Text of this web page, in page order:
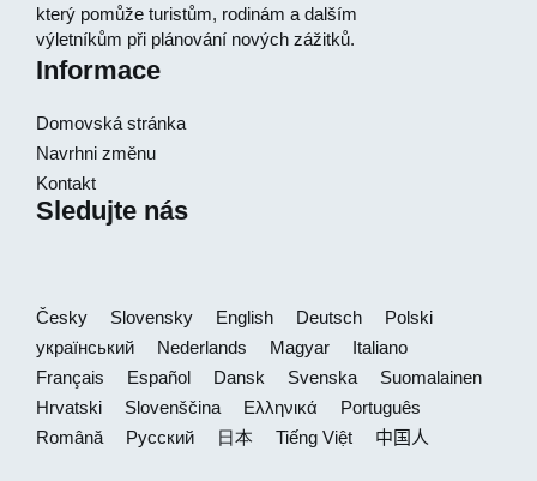
který pomůže turistům, rodinám a dalším
výletníkům při plánování nových zážitků.
Informace
Domovská stránka
Navrhni změnu
Kontakt
Sledujte nás
Česky Slovensky English Deutsch
Polski
український
Nederlands Magyar
Italiano
Français
Español Dansk Svenska
Suomalainen
Hrvatski
Slovenščina Ελληνικά
Português
Română
Русский 日本 Tiếng Việt 中国人